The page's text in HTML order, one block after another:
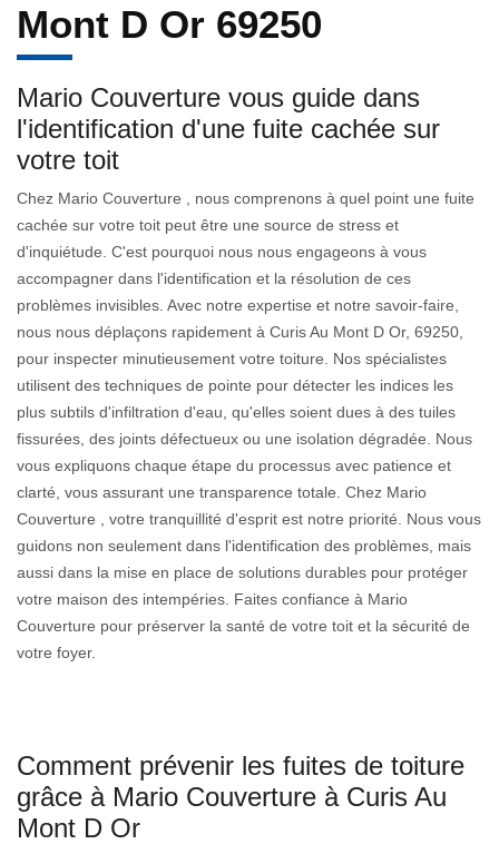
Mont D Or 69250
Mario Couverture vous guide dans
l'identification d'une fuite cachée sur
votre toit
Chez Mario Couverture , nous comprenons à quel point une fuite
cachée sur votre toit peut être une source de stress et
d'inquiétude. C'est pourquoi nous nous engageons à vous
accompagner dans l'identification et la résolution de ces
problèmes invisibles. Avec notre expertise et notre savoir-faire,
nous nous déplaçons rapidement à Curis Au Mont D Or, 69250,
pour inspecter minutieusement votre toiture. Nos spécialistes
utilisent des techniques de pointe pour détecter les indices les
plus subtils d'infiltration d'eau, qu'elles soient dues à des tuiles
fissurées, des joints défectueux ou une isolation dégradée. Nous
vous expliquons chaque étape du processus avec patience et
clarté, vous assurant une transparence totale. Chez Mario
Couverture , votre tranquillité d'esprit est notre priorité. Nous vous
guidons non seulement dans l'identification des problèmes, mais
aussi dans la mise en place de solutions durables pour protéger
votre maison des intempéries. Faites confiance à Mario
Couverture pour préserver la santé de votre toit et la sécurité de
votre foyer.
Comment prévenir les fuites de toiture
grâce à Mario Couverture à Curis Au
Mont D Or